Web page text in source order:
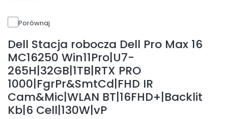
Porównaj
Dell Stacja robocza Dell Pro Max 16
MC16250 Win11Pro|U7-
265H|32GB|1TB|RTX PRO
1000|FgrPr&SmtCd|FHD IR
Cam&Mic|WLAN BT|16FHD+|Backlit
Kb|6 Cell|130W|vP